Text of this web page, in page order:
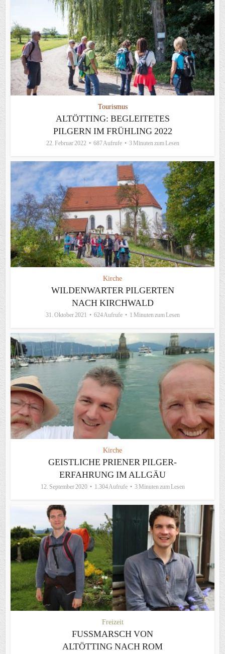
Tourismus
ALTÖTTING: BEGLEITETES
PILGERN IM FRÜHLING 2022
22. Februar 2022 687 Aufrufe 3 Minuten zum Lesen
Kirche
WILDENWARTER PILGERTEN
NACH KIRCHWALD
31. Oktober 2021 624 Aufrufe 1 Minuten zum Lesen
Kirche
GEISTLICHE PRIENER PILGER-
ERFAHRUNG IM ALLGÄU
12. September 2020 1.304 Aufrufe 3 Minuten zum Lesen
Freizeit
FUSSMARSCH VON A
LTÖTTING NACH ROM